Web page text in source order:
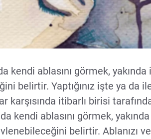
kendi ablasını görmek,
belirtir. Yaptığınız işte ya da
karşısında itibarlı birisi
kendi ablasını görmek,
belirtir. Ablanızı